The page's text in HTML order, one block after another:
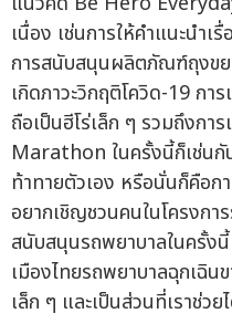
เนื่อง เช่นการให้คำแนะนำเ
การสนับสนุนผลิตภัณฑ์ถุงขย
เกิดภาวะวิกฤติโควิด-19 กา
ถือเป็นฮีโร่เล็ก ๆ รวมถึงกา
Marathon ในครั้งนี้ก็เช่นกั
ท้าทายตัวเอง หรือนั่นก็คือก
อยากเชิญชวนคนในโครงกา
สนับสนุนรถพยาบาลในครั้งนี้
เมืองไทยรถพยาบาลฉุกเฉิน
เล็ก ๆ และเป็นส่วนที่เราช่ว